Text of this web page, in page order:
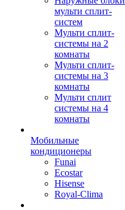
мульти сплит-
систем
Мульти сплит-
системы на 2
комнаты
Мульти сплит-
системы на 3
комнаты
Мульти сплит
системы на 4
комнаты
Мобильные
кондиционеры
Funai
Ecostar
Hisense
Royal-Clima